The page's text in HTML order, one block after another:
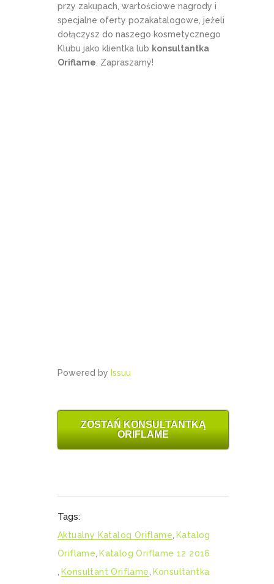
przy zakupach, wartościowe nagrody i
specjalne oferty pozakatalogowe, jeżeli
dołączysz do naszego kosmetycznego
Klubu jako klientka lub konsultantka
Oriflame . Zapraszamy!
Powered by Issuu
ZOSTAŃ KONSULTANTKĄ
ORIFLAME
Tags:
Aktualny Katalog Oriflame Katalog
Oriflame Katalog Oriflame 12 2016
Konsultant Oriflame
Konsultantka